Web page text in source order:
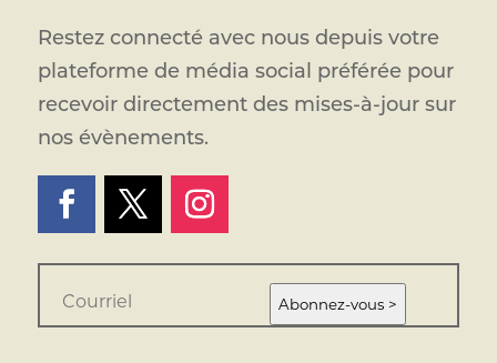
Restez connecté avec nous depuis votre
plateforme de média social préférée pour
recevoir directement des mises-à-jour sur
nos évènements.
a
Abonnez-vous >